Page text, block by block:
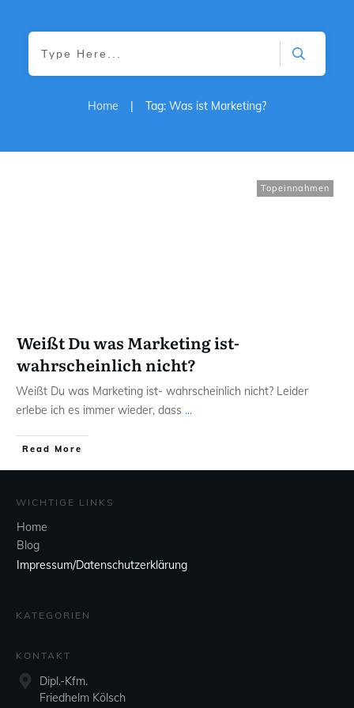
Home | Tag: Was ist Marketing?
Topeinnahmen
Weißt Du was Marketing ist-
wahrscheinlich nicht?
Weißt Du was Marketing ist- wahrscheinlich nicht? Leider
erlebe ich es immer wieder, dass ...
Read More
WICHTIGE LINKS
Home
Blog
Impressum/Datenschutzerklärung
KATEGORIEN
KONTAKT
Dipl.-Kfm.
Friedhelm Kölsch